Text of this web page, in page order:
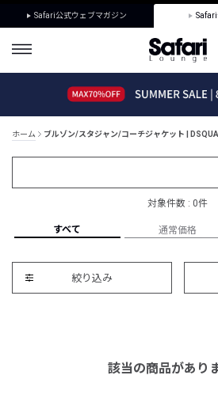
Safari公式ウェブマガジン
ホーム ブルゾン/スタジャン/コーチジャケット |
対象件数 : 0件
すべて 通常価格
絞り込み
該当の商品があり